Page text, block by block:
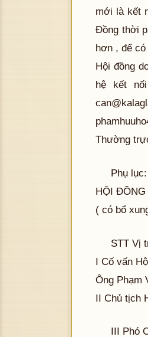
mới là kết
Đồng thời
hơn , để
Hội đồng
hệ kết nối
Thường
Phụ
HỘI ĐỒNG
( có bổ
STT Vị
I Cố vấn
Ông Phạm
II Chủ tịch
III Phó